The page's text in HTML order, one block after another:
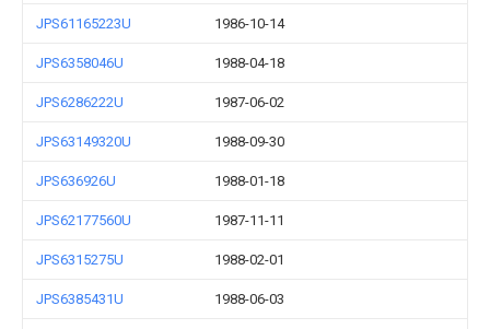
JPS61165223U 1986-10-14
JPS6358046U 1988-04-18
JPS6286222U 1987-06-02
JPS63149320U 1988-09-30
JPS636926U 1988-01-18
JPS62177560U 1987-11-11
JPS6315275U 1988-02-01
JPS6385431U 1988-06-03